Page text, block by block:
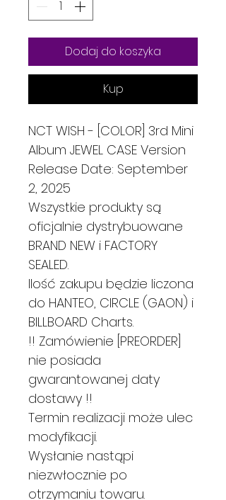
Dodaj do koszyka
Kup
NCT WISH - [COLOR] 3rd Mini
Album JEWEL CASE Version
Release Date: September
2, 2025
Wszystkie produkty są
oficjalnie dystrybuowane
BRAND NEW i FACTORY
SEALED.
Ilość zakupu będzie liczona
do HANTEO, CIRCLE (GAON) i
BILLBOARD Charts.
!! Zamówienie [PREORDER]
nie posiada
gwarantowanej daty
dostawy !!
Termin realizacji może ulec
modyfikacji.
Wysłanie nastąpi
niezwłocznie po
otrzymaniu towaru.